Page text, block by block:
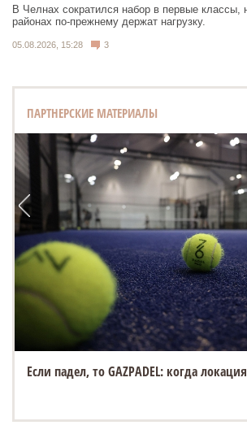
В Челнах сократился набор в первые классы,
районах по-прежнему держат нагрузку.
05.08.2026, 15:28 3
ПАРТНЕРСКИЕ МАТЕРИАЛЫ
Если падел, то GAZPADEL: когда